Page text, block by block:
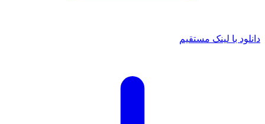
دانلود با لینک مستقیم